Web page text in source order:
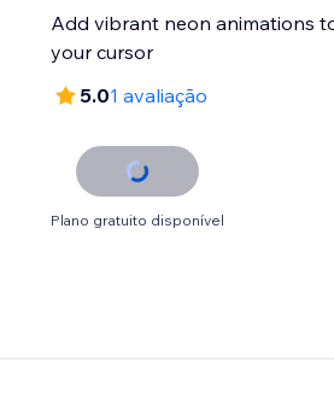
Add vibrant neon animations
your cursor
5.01 avaliação
Plano gratuito disponível